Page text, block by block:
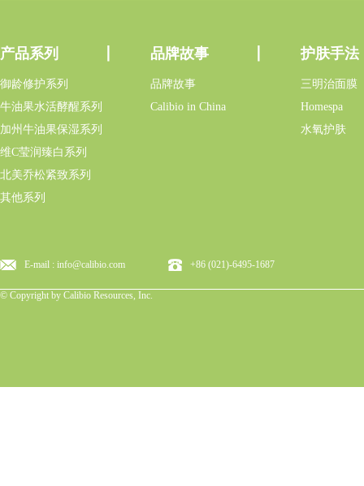
产品系列
御龄修护系列
牛油果水活酵醒系列
加州牛油果保湿系列
维C莹润臻白系列
北美乔松紧致系列
其他系列
品牌故事
品牌故事
Calibio in China
护肤手法
三明治面膜
Homespa
水氧护肤
E-mail : info@calibio.com +86 (021)-6495-1687
© Copyright by Calibio Resources, Inc.